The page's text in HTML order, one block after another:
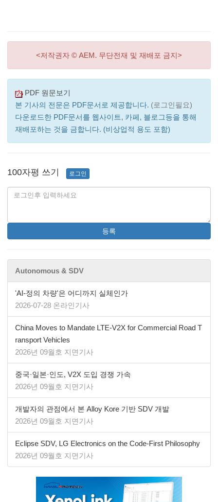
<저작권자 © AEM. 무단전재 및 재배포 금지>
PDF 원문보기
본 기사의 전문은 PDF문서로 제공합니다. (로그인필요)
다운로드한 PDF문서를 웹사이트, 카페, 블로그등을 통해
재배포하는 것을 금합니다. (비상업적 용도 포함)
100자평 쓰기 로그인
등록
Autonomous & SDV
'AI-정의 차량'은 어디까지 실체인가
2026-07-28 온라인기사
China Moves to Mandate LTE-V2X for Commercial Road T
ransport Vehicles
2026년 09월호 지면기사
중국·일본·인도, V2X 도입 경쟁 가속
2026년 09월호 지면기사
개발자의 관점에서 본 Alloy Kore 기반 SDV 개발
2026년 09월호 지면기사
​​​​​​​Eclipse SDV, LG Electronics on the Code-First Philosophy
2026년 09월호 지면기사